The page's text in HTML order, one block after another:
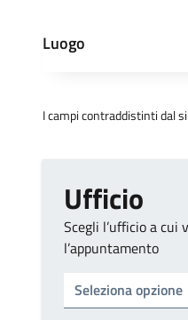
Luogo
I campi contraddistinti dal
Ufficio
Scegli l’ufficio a cui
l’appuntamento
Tipo di ufficio